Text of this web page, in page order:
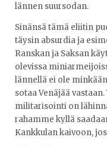
lännen suursodan.
Sinänsä tämä eliitin
täysin absurdia ja
Ranskan ja Saksan
olevissa
lännellä ei ole
sotaa Venäjää
militarisointi on
rahamme kyllä
Kankkulan kaivoon,